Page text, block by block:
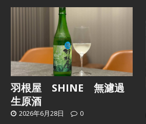
羽根屋 SHINE 無濾過
生原酒
2026年6月28日
0